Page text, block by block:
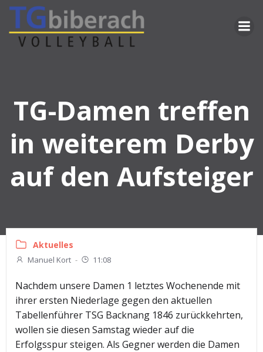
Inhalt
springen
TG-Damen treffen
in weiterem Derby
auf den Aufsteiger
Aktuelles
Manuel Kort - 11:08
Nachdem unsere Damen 1 letztes Wochenende mit
ihrer ersten Niederlage gegen den aktuellen
Tabellenführer TSG Backnang 1846 zurückkehrten,
wollen sie diesen Samstag wieder auf die
Erfolgsspur steigen. Als Gegner werden die Damen